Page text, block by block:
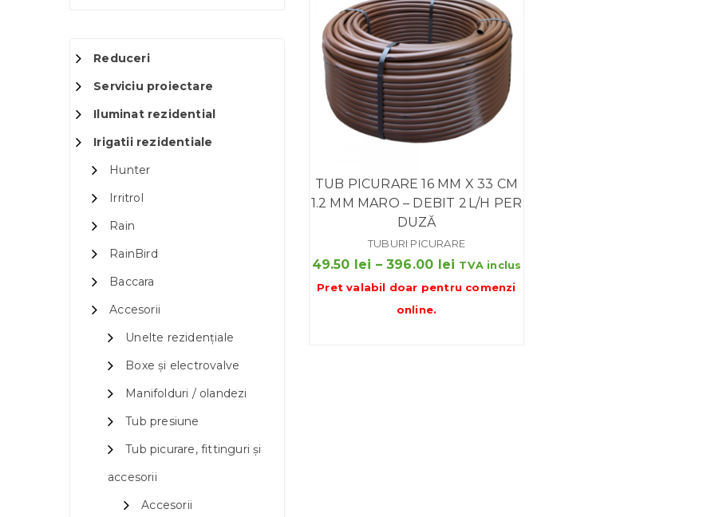
Reduceri
Serviciu proiectare
Iluminat rezidential
Irigatii rezidentiale
Hunter
Irritrol
Rain
RainBird
Baccara
Accesorii
Unelte rezidențiale
Boxe și electrovalve
Manifolduri / olandezi
Tub presiune
Tub picurare, fittinguri și
accesorii
Accesorii
TUB PICURARE 16 MM X 33 CM
1.2 MM MARO – DEBIT 2 L/H PER
DUZĂ
TUBURI PICURARE
49.50 lei – 396.00 lei Interval
de
TVA inclus
Pret valabil doar pentru comenzi
online.